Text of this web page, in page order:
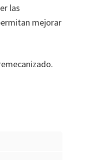
las
mejorar